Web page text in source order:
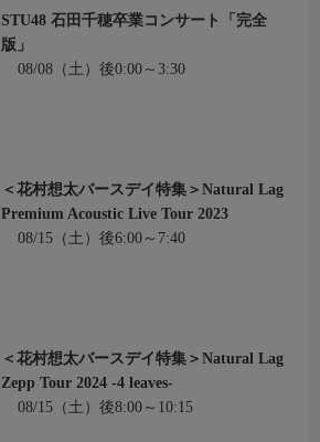
STU48 石田千穂卒業コンサート「完全
版」
08/08（土）後0:00～3:30
＜花村想太バースデイ特集＞Natural Lag
Premium Acoustic Live Tour 2023
08/15（土）後6:00～7:40
＜花村想太バースデイ特集＞Natural Lag
Zepp Tour 2024 -4 leaves-
08/15（土）後8:00～10:15